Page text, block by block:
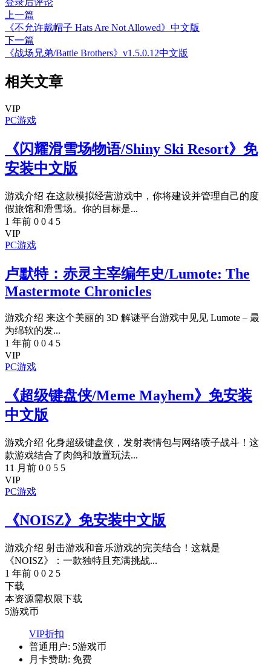
登录后评论
上一篇
《不允许戴帽子 Hats Are Not Allowed》中文版
下一篇
《战场兄弟/Battle Brothers》v1.5.0.12中文版
相关文章
VIP
PC游戏
《闪耀滑雪场物语/Shiny Ski Resort》免
安装中文版
游戏介绍 在这款模拟经营游戏中，你将建设并管理自己的度
假旅馆和滑雪场。你的目标是...
1 年前 0 0 4 5
VIP
PC游戏
卢默特：赤灵主宰编年史/Lumote: The
Mastermote Chronicles
游戏介绍 来这个美丽的 3D 解谜平台游戏中见见 Lumote – 最
为绵软的发...
1 年前 0 0 4 5
VIP
PC游戏
《超级键盘侠/Meme Mayhem》免安装
中文版
游戏介绍 化身超级键盘侠，发射表情包与网络喷子战斗！这
款游戏结合了肉鸽和放置玩法...
11 月前 0 0 5 5
VIP
PC游戏
《NOISZ》免安装中文版
游戏介绍 射击游戏和音乐游戏的完美结合！这就是
《NOISZ》：一款独特且充满挑战...
1 年前 0 0 2 5
下载
本资源需权限下载
5游戏币
VIP折扣
普通用户: 5游戏币
月卡赞助: 免费